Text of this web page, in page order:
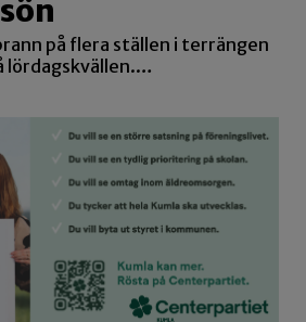
på flera ställen i terrängen
lördagskvällen.…